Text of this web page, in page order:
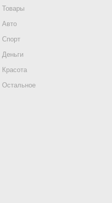
Товары
Авто
Спорт
Деньги
Красота
Остальное